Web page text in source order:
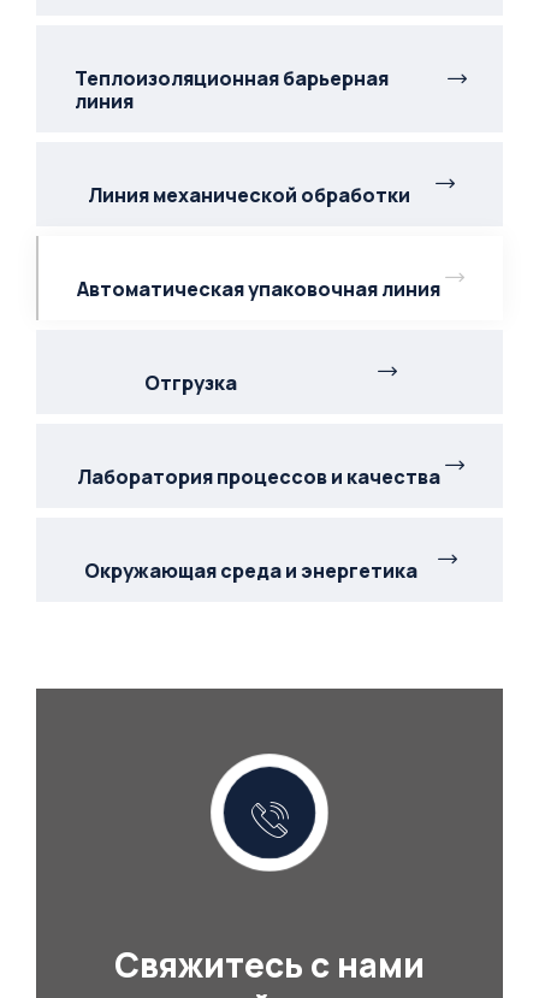
Теплоизоляционная барьерная
линия
Линия механической обработки
Автоматическая упаковочная линия
Отгрузка
Лаборатория процессов и качества
Окружающая среда и энергетика
Свяжитесь с нами